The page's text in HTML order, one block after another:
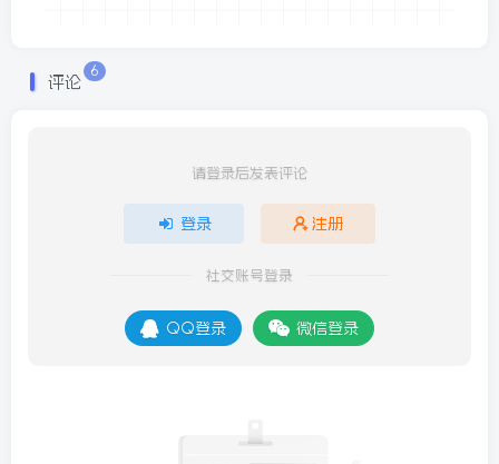
评论
6
请登录后发表评论
登录 注册
社交账号登录
QQ登录 微信登录